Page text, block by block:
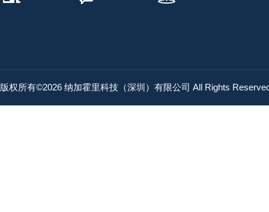
版权所有©2026 纳加霍里科技（深圳）有限公司 All Rights